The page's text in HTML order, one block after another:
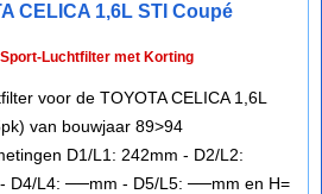
CELICA 1,6L STI Coupé
Sport-Luchtfilter met Korting
voor de TOYOTA CELICA 1,6L
van bouwjaar 89>94
D1/L1: 242mm - D2/L2:
D4/L4: ──mm - D5/L5: ──mm en H=